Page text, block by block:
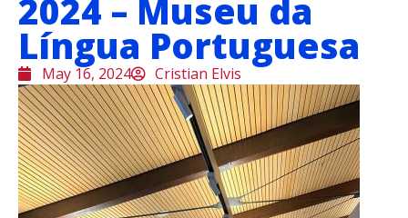
2024 – Museu da
Língua Portuguesa
May 16, 2024 Cristian Elvis